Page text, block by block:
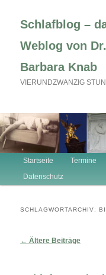
Inhalt
InhaltSchlafblog –
Weblog von Dr.
Barbara Knab
VIERUNDZWANZIG
Hauptmenü
Startseite Termine
Datenschutz
SCHLAGWORTARCHIV:
Beitragsnavigation
← Ältere Beiträge